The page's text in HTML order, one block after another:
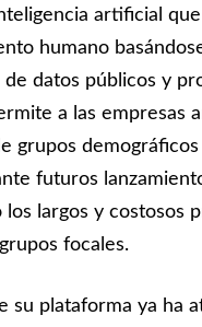
artificial que
humano
datos públicos y
a las empresas
grupos
futuros
largos y costosos
focales.
su plataforma ya ha